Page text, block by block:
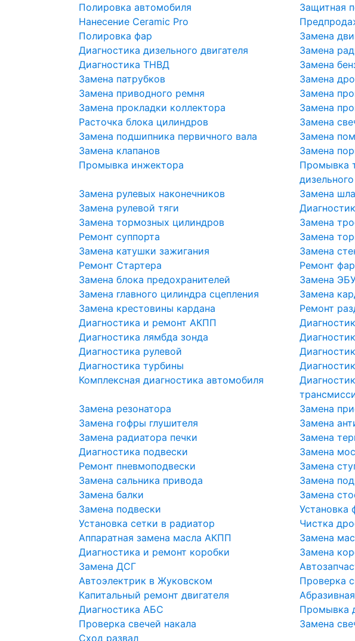
Полировка автомобиля
Защитная
Нанесение Ceramic Pro
Полировка фар
Замена
Диагностика дизельного двигателя
Замена
Диагностика ТНВД
Замена
Замена патрубков
Замена
Замена приводного ремня
Замена
Замена прокладки коллектора
Замена
Расточка блока цилиндров
Замена
Замена подшипника первичного вала
Замена
Замена клапанов
Замена
Промывка инжектора
Промывка
Замена рулевых наконечников
Замена
Замена рулевой тяги
Замена тормозных цилиндров
Замена
Ремонт суппорта
Замена
Замена катушки зажигания
Замена
Ремонт Стартера
Ремонт
Замена блока предохранителей
Замена
Замена главного цилиндра сцепления
Замена
Замена крестовины кардана
Ремонт
Диагностика и ремонт АКПП
Диагностика лямбда зонда
Диагностика рулевой
Диагностика турбины
Комплексная диагностика автомобиля
Замена резонатора Замена
Замена гофры глушителя
Замена
Замена радиатора печки
Замена
Диагностика подвески
Замена
Ремонт пневмоподвески
Замена
Замена сальника привода
Замена
Замена балки
Замена
Замена подвески
Установка
Установка сетки в радиатор
Чистка
Аппаратная замена масла АКПП
Замена
Диагностика и ремонт коробки
Замена
Замена ДСГ
Автоэлектрик в Жуковском
Проверка
Капитальный ремонт двигателя
Диагностика АБС
Промывка
Проверка свечей накала
Замена
Сход развал